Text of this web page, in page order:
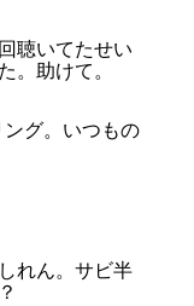
聴いてたせい
。助けて。
グ。いつもの
れん。サビ半